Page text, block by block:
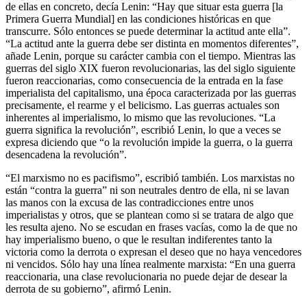
de ellas en concreto, decía Lenin: “Hay que situar esta guerra [la
Primera Guerra Mundial] en las condiciones históricas en que
transcurre. Sólo entonces se puede determinar la actitud ante ella”.
“La actitud ante la guerra debe ser distinta en momentos diferentes”,
añade Lenin, porque su carácter cambia con el tiempo. Mientras las
guerras del siglo XIX fueron revolucionarias, las del siglo siguiente
fueron reaccionarias, como consecuencia de la entrada en la fase
imperialista del capitalismo, una época caracterizada por las guerras
precisamente, el rearme y el belicismo. Las guerras actuales son
inherentes al imperialismo, lo mismo que las revoluciones. “La
guerra significa la revolución”, escribió Lenin, lo que a veces se
expresa diciendo que “o la revolución impide la guerra, o la guerra
desencadena la revolución”.
“El marxismo no es pacifismo”, escribió también. Los marxistas no
están “contra la guerra” ni son neutrales dentro de ella, ni se lavan
las manos con la excusa de las contradicciones entre unos
imperialistas y otros, que se plantean como si se tratara de algo que
les resulta ajeno. No se escudan en frases vacías, como la de que no
hay imperialismo bueno, o que le resultan indiferentes tanto la
victoria como la derrota o expresan el deseo que no haya vencedores
ni vencidos. Sólo hay una línea realmente marxista: “En una guerra
reaccionaria, una clase revolucionaria no puede dejar de desear la
derrota de su gobierno”, afirmó Lenin.